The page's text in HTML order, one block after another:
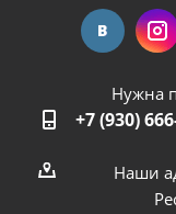
Нужна
+7 (930)
Наши